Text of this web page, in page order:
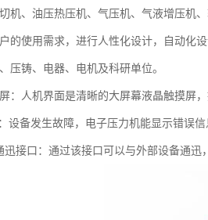
机、油压热压机、气压机、气液增压机
的使用需求，进行人性化设计，自动化
压铸、电器、电机及科研单位。
：人机界面是清晰的大屏幕液晶触摸屏
设备发生故障，电子压力机能显示错误
迅接口：通过该接口可以与外部设备通